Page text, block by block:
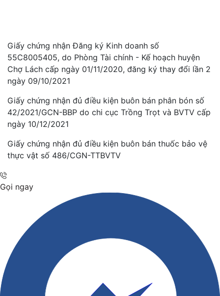
Giấy chứng nhận Đăng ký Kinh doanh số
55C8005405, do Phòng Tài chính - Kế hoạch huyện
Chợ Lách cấp ngày 01/11/2020, đăng ký thay đổi lần 2
ngày 09/10/2021
Giấy chứng nhận đủ điều kiện buôn bán phân bón số
42/2021/GCN-BBP do chi cục Trồng Trọt và BVTV cấp
ngày 10/12/2021
Giấy chứng nhận đủ điều kiện buôn bán thuốc bảo vệ
thực vật số 486/CGN-TTBVTV
Gọi ngay